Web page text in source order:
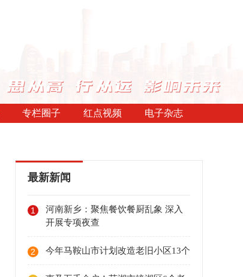
专栏圈子 红点视频 电子杂志
最新新闻
1
河南新乡：聚焦餐饮餐厨乱象 深入
开展专项夜查
2 今年马鞍山市计划改造老旧小区13个